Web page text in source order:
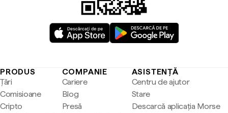
PRODUS
Țări
Comisioane
Cripto
COMPANIE
Cariere
Blog
Presă
ASISTENȚĂ
Centru de ajutor
Stare
Descarcă aplicația Morse